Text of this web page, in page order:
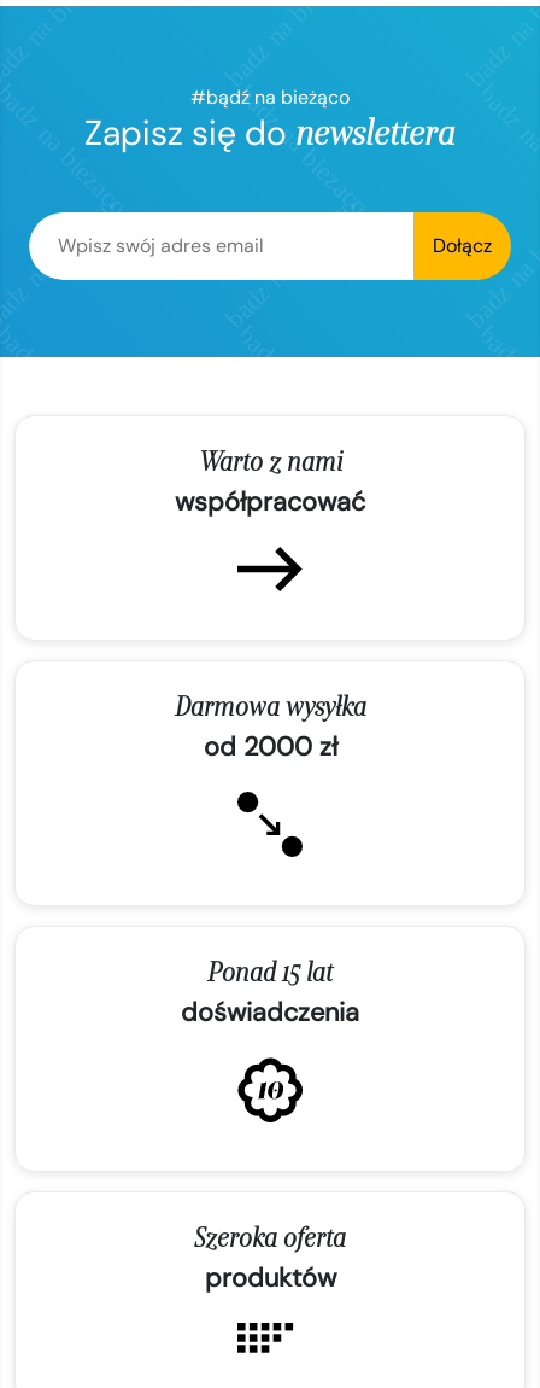
#bądź na bieżąco
Zapisz się do newslettera
Dołącz
Warto z nami
współpracować
Darmowa wysyłka
od 2000 zł
Ponad 15 lat
doświadczenia
Szeroka oferta
produktów